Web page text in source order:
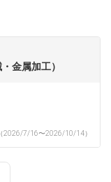
金属加工）
2026/7/16〜2026/10/14）